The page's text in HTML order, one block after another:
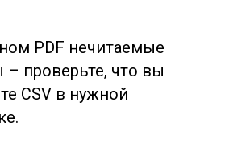
PDF нечитаемые
проверьте, что вы
CSV в нужной